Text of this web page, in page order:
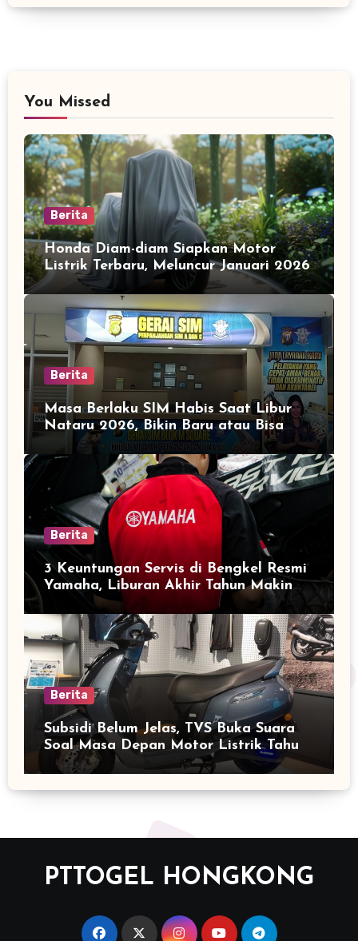
You Missed
Berita
Honda Diam-diam Siapkan Motor
Listrik Terbaru, Meluncur Januari 2026
Berita
Masa Berlaku SIM Habis Saat Libur
Nataru 2026, Bikin Baru atau Bisa
Diperpanjang?
Berita
3 Keuntungan Servis di Bengkel Resmi
Yamaha, Liburan Akhir Tahun Makin
Nyaman
Berita
Subsidi Belum Jelas, TVS Buka Suara
Soal Masa Depan Motor Listrik Tahun
2026
PTTOGEL HONGKONG